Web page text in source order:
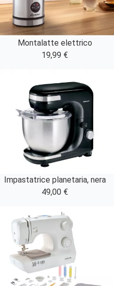
Montalatte elettrico
19,99 €
Impastatrice planetaria, nera
49,00 €